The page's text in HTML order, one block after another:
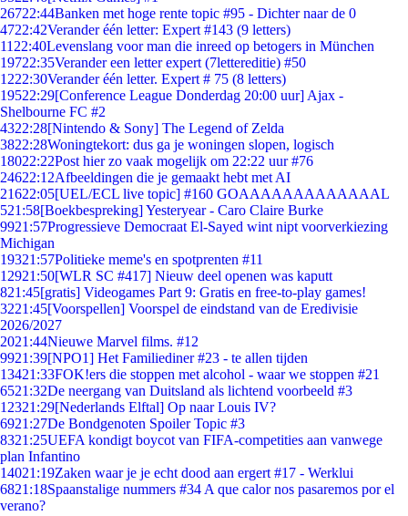
26722:44Banken met hoge rente topic #95 - Dichter naar de 0
4722:42Verander één letter: Expert #143 (9 letters)
11 22:40Levenslang voor man die inreed op betogers in München
19722:35Verander een letter expert (7lettereditie) #50
1222:30Verander één letter. Expert # 75 (8 letters)
19522:29[Conference League Donderdag 20:00 uur] Ajax -
Shelbourne FC #2
4322:28[Nintendo & Sony] The Legend of Zelda
3822:28Woningtekort: dus ga je woningen slopen, logisch
18022:22Post hier zo vaak mogelijk om 22:22 uur #76
24622:12Afbeeldingen die je gemaakt hebt met AI
21622:05[UEL/ECL live topic] #160 GOAAAAAAAAAAAAAL
521:58[Boekbespreking] Yesteryear - Caro Claire Burke
9921:57Progressieve Democraat El-Sayed wint nipt voorverkiezing
Michigan
19321:57Politieke meme's en spotprenten #11
12921:50[WLR SC #417] Nieuw deel openen was kaputt
821:45[gratis] Videogames Part 9: Gratis en free-to-play games!
3221:45[Voorspellen] Voorspel de eindstand van de Eredivisie
2026/2027
2021:44Nieuwe Marvel films. #12
9921:39[NPO1] Het Familiediner #23 - te allen tijden
13421:33FOK!ers die stoppen met alcohol - waar we stoppen #21
6521:32De neergang van Duitsland als lichtend voorbeeld #3
12321:29[Nederlands Elftal] Op naar Louis IV?
6921:27De Bondgenoten Spoiler Topic #3
8321:25UEFA kondigt boycot van FIFA-competities aan vanwege
plan Infantino
14021:19Zaken waar je je echt dood aan ergert #17 - Werklui
6821:18Spaanstalige nummers #34 A que calor nos pasaremos por el
verano?